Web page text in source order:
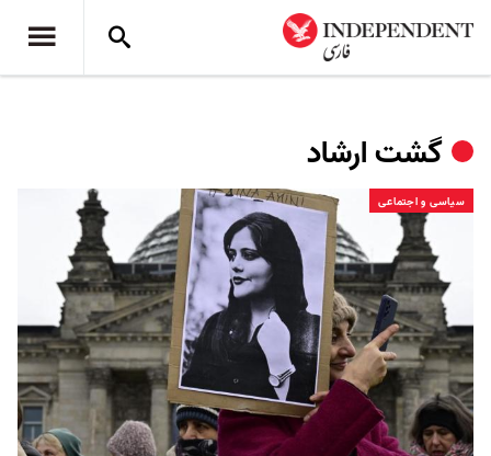
گشت ارشاد
سیاسی و اجتماعی